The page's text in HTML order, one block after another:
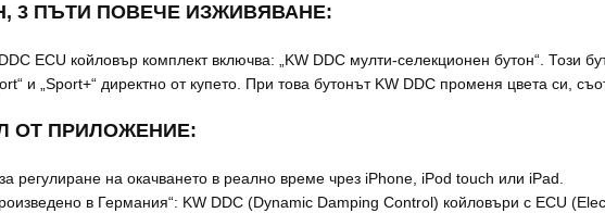
3 ПЪТИ ПОВЕЧЕ ИЗЖИВЯВАНЕ:
ECU койловър комплект включва: „KW DDC мулти-селекционен бутон“. Този
и „Sport+“ директно от купето. При това бутонът KW DDC променя цвета си,
ОТ ПРИЛОЖЕНИЕ:
регулиране на окачването в реално време чрез iPhone, iPod touch или iPad.
в Германия“: KW DDC (Dynamic Damping Control) койловъри с ECU